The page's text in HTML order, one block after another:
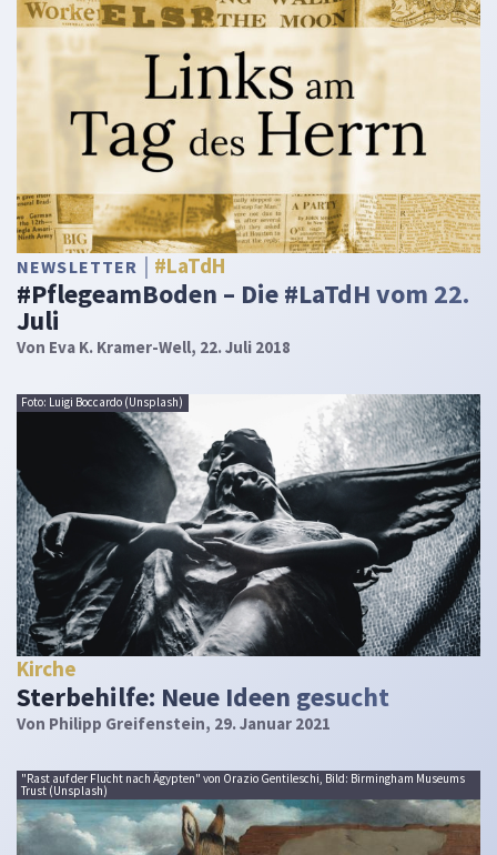
NEWSLETTER #LaTdH
#PflegeamBoden – Die #LaTdH vom 22.
Juli
Von Eva K. Kramer-Well, 22. Juli 2018
Foto: Luigi Boccardo (Unsplash)
Kirche
Sterbehilfe: Neue Ideen gesucht
Von Philipp Greifenstein, 29. Januar 2021
"Rast auf der Flucht nach Ägypten" von Orazio Gentileschi, Bild: Birmingham Museums
Trust (Unsplash)